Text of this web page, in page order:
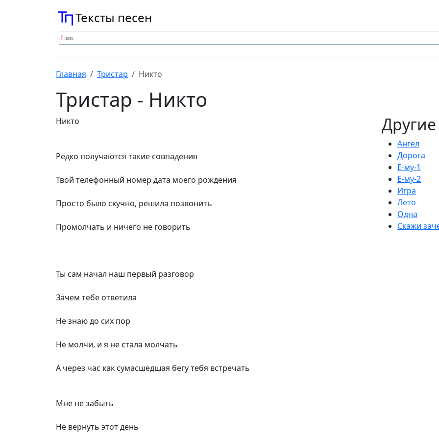
Тексты песен
Главная Тристар Никто
Тристар - Никто
Никто
Редко получаются такие совпадения
Твой телефонный номер дата моего рождения
Просто было скучно, решила позвонить
Промолчать и ничего не говорить
Ты сам начал наш первый разговор
Зачем тебе ответила
Не знаю до сих пор
Не молчи, и я не стала молчать
А через час как сумасшедшая бегу тебя встречать
Мне не забыть
Не вернуть этот день
Ангел
Дорога
Е-му-1
Е-му-2
Игра
Лето
Одна
Скажи